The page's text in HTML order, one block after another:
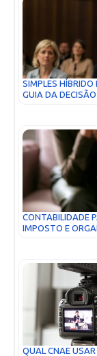
SIMPLES
GUIA DA
CONTABILIDADE
IMPOSTO E
QUAL CNAE